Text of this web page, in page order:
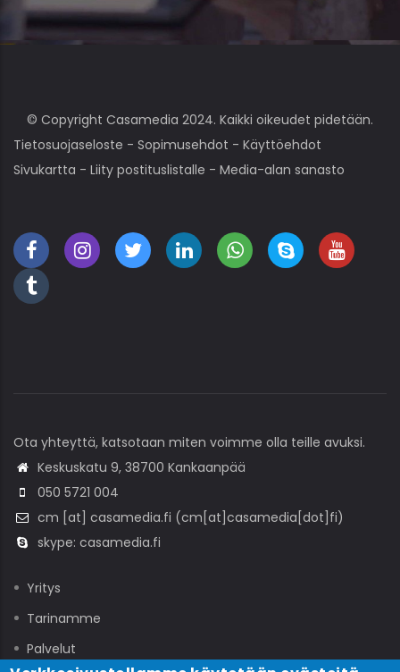
© Copyright Casamedia 2024. Kaikki oikeudet pidetään.
Tietosuojaseloste - Sopimusehdot - Käyttöehdot
Sivukartta - Liity postituslistalle - Media-alan sanasto
Ota yhteyttä, katsotaan miten voimme olla teille avuksi.
Keskuskatu 9, 38700 Kankaanpää
050 5721 004
cm [at] casamedia.fi (cm[at]casamedia[dot]fi)
skype: casamedia.fi
Yritys
Tarinamme
Palvelut